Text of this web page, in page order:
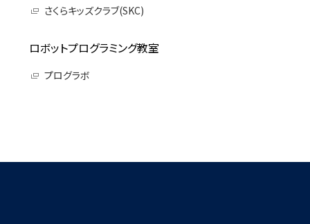
さくらキッズクラブ(SKC)
ロボットプログラミング教室
プログラボ